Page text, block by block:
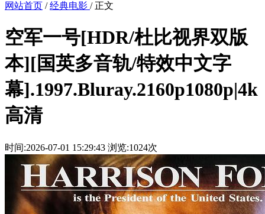
网站首页 /经典电影 / 正文
空军一号[HDR/杜比视界双版
本][国英多音轨/特效中文字
幕].1997.Bluray.2160p1080p|4k
高清
时间:2026-07-01 15:29:43 浏览:1024次